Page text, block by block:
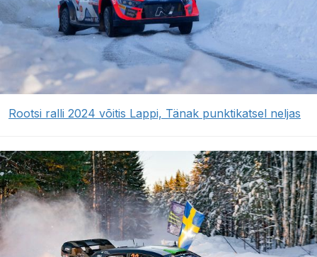
Rootsi ralli 2024 võitis Lappi, Tänak punktikatsel neljas